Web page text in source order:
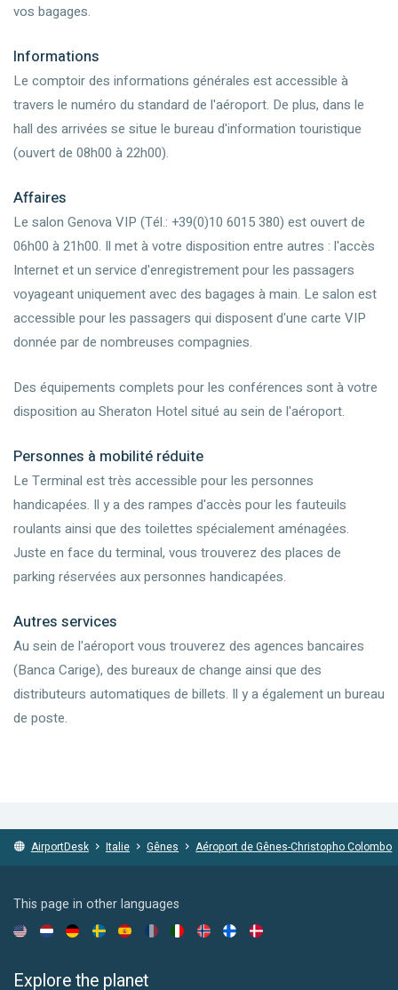
vos bagages.
Informations
Le comptoir des informations générales est accessible à
travers le numéro du standard de l'aéroport. De plus, dans le
hall des arrivées se situe le bureau d'information touristique
(ouvert de 08h00 à 22h00).
Affaires
Le salon Genova VIP (Tél.: +39(0)10 6015 380) est ouvert de
06h00 à 21h00. Il met à votre disposition entre autres : l'accès
Internet et un service d'enregistrement pour les passagers
voyageant uniquement avec des bagages à main. Le salon est
accessible pour les passagers qui disposent d'une carte VIP
donnée par de nombreuses compagnies.
Des équipements complets pour les conférences sont à votre
disposition au Sheraton Hotel situé au sein de l'aéroport.
Personnes à mobilité réduite
Le Terminal est très accessible pour les personnes
handicapées. Il y a des rampes d'accès pour les fauteuils
roulants ainsi que des toilettes spécialement aménagées.
Juste en face du terminal, vous trouverez des places de
parking réservées aux personnes handicapées.
Autres services
Au sein de l'aéroport vous trouverez des agences bancaires
(Banca Carige), des bureaux de change ainsi que des
distributeurs automatiques de billets. Il y a également un bureau
de poste.
AirportDesk Italie Gênes Aéroport de Gênes-Christopho Colombo
This page in other languages
Explore the planet